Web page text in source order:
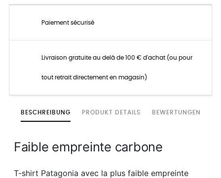
Paiement sécurisé
Livraison gratuite au delà de 100 € d'achat (ou pour
tout retrait directement en magasin)
BESCHREIBUNG PRODUKT DETAILS BEWERTUNGEN
Faible empreinte carbone
T-shirt Patagonia avec la plus faible empreinte